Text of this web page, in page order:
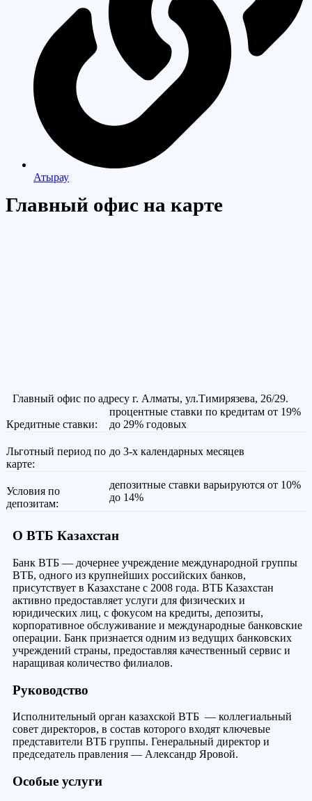
Атырау
Главный офис на карте
Главный офис по адресу г. Алматы, ул.Тимирязева, 26/29.
Кредитные ставки:
процентные ставки по кредитам от 19%
до 29% годовых
Льготный период по
карте:
до 3-х календарных месяцев
Условия по
депозитам:
депозитные ставки варьируются от 10%
до 14%
О ВТБ Казахстан
Банк ВТБ — дочернее учреждение международной группы
ВТБ, одного из крупнейших российских банков,
присутствует в Казахстане с 2008 года. ВТБ Казахстан
активно предоставляет услуги для физических и
юридических лиц, с фокусом на кредиты, депозиты,
корпоративное обслуживание и международные банковские
операции. Банк признается одним из ведущих банковских
учреждений страны, предоставляя качественный сервис и
наращивая количество филиалов.
Руководство
Исполнительный орган казахской ВТБ — коллегиальный
совет директоров, в состав которого входят ключевые
представители ВТБ группы. Генеральный директор и
председатель правления — Александр Яровой.
Особые услуги